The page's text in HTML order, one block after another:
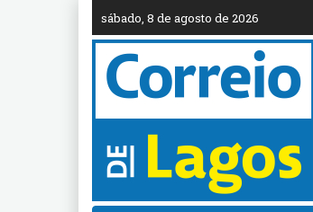
sábado, 8 de agosto de 2026